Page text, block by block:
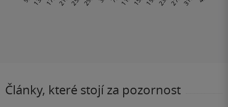
Články, které stojí za pozornost